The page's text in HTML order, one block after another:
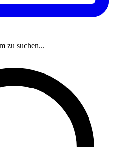
zu suchen...